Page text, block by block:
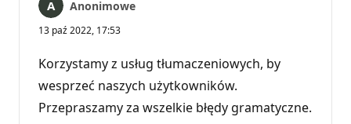
Anonimowe
13 paź 2022, 17:53
Korzystamy z usług tłumaczeniowych, by
wesprzeć naszych użytkowników.
Przepraszamy za wszelkie błędy gramatyczne.